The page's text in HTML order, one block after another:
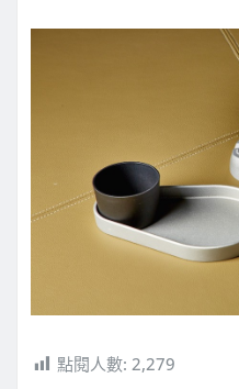
點閱人數: 2,279